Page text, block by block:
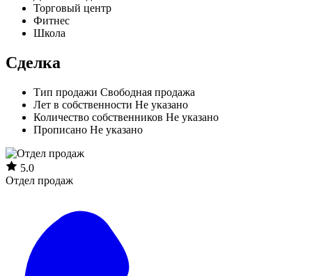
Торговый центр
Фитнес
Школа
Сделка
Тип продажи Свободная продажа
Лет в собственности Не указано
Количество собственников Не указано
Прописано Не указано
5.0
Отдел продаж